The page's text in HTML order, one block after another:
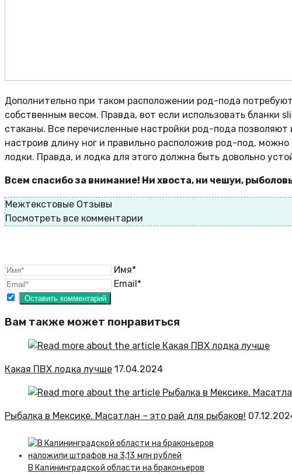
Дополнительно при таком расположении род-пода
собственным весом. Правда, вот если использовать бланки
стаканы. Все перечисленные настройки род-пода позволяют
настроив длину ног и правильно расположив род-под,
лодки. Правда, и лодка для этого должна быть довольно
Всем спасибо за внимание! Ни хвоста, ни чешуи,
Межтекстовые Отзывы
Посмотреть все комментарии
Имя*
Email*
Вам также может понравиться
Какая ПВХ лодка лучше 17.04.2024
Рыбалка в Мексике. Масатлан – это рай для рыбаков!
В Калининградской области на браконьеров